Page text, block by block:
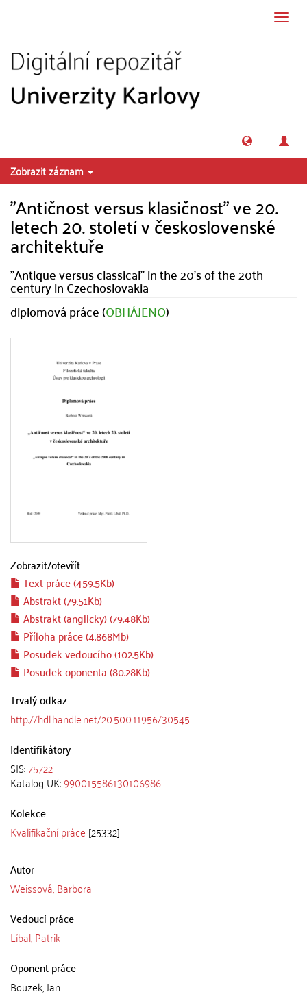
Zobrazit záznam
"Antičnost versus klasičnost" ve 20.
letech 20. století v československé
architektuře
"Antique versus classical" in the 20's of the 20th
century in Czechoslovakia
diplomová práce (OBHÁJENO)
Zobrazit/otevřít
Text práce (459.5Kb)
Abstrakt (79.51Kb)
Abstrakt (anglicky) (79.48Kb)
Příloha práce (4.868Mb)
Posudek vedoucího (102.5Kb)
Posudek oponenta (80.28Kb)
Trvalý odkaz
http://hdl.handle.net/20.500.11956/30545
Identifikátory
SIS:75722
Katalog UK:990015586130106986
Kolekce
Kvalifikační práce [25332]
Autor
Weissová, Barbora
Vedoucí práce
Líbal, Patrik
Oponent práce
Bouzek, Jan